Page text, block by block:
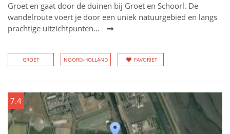
Groet en gaat door de duinen bij Groet en Schoorl. De
wandelroute voert je door een uniek natuurgebied en langs
prachtige uitzichtpunten...
GROET NOORD-HOLLAND FAVORIET
7.4